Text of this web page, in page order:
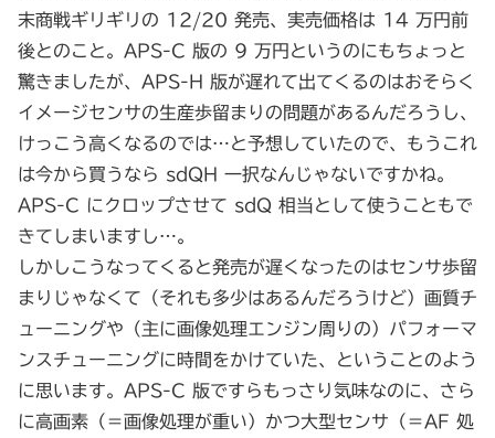
末商戦ギリギリの 12/20 発売、実売価格は 14 万円前
後とのこと。APS-C 版の 9 万円というのにもちょっと
驚きましたが、APS-H 版が遅れて出てくるのはおそらく
イメージセンサの生産歩留まりの問題があるんだろうし、
けっこう高くなるのでは…と予想していたので、もうこれ
は今から買うなら sdQH 一択なんじゃないですかね。
APS-C にクロップさせて sdQ 相当として使うこともで
きてしまいますし…。
しかしこうなってくると発売が遅くなったのはセンサ歩留
まりじゃなくて（それも多少はあるんだろうけど）画質チ
ューニングや（主に画像処理エンジン周りの）パフォーマ
ンスチューニングに時間をかけていた、ということのよう
に思います。APS-C 版ですらもっさり気味なのに、さら
に高画素（＝画像処理が重い）かつ大型センサ（＝AF 処